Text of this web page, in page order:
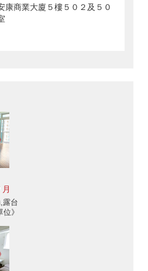
康商業大廈５樓５０２及５０
露台
》